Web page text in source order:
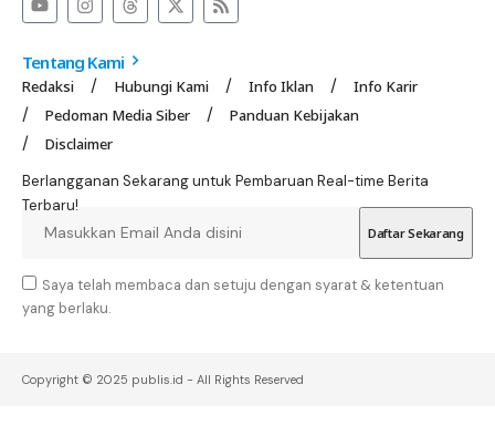
Tentang Kami
Redaksi Hubungi Kami Info Iklan
Info Karir
Pedoman Media Siber
Panduan Kebijakan
Disclaimer
Berlangganan Sekarang untuk Pembaruan Real-time Berita
Terbaru!
Saya telah membaca dan setuju dengan syarat & ketentuan
yang berlaku.
Copyright © 2025 publis.id - All Rights Reserved